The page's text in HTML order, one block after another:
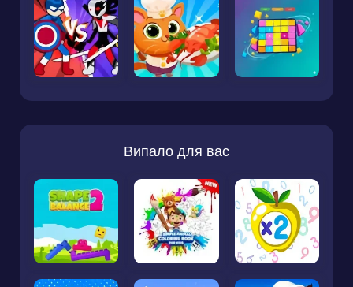
Випало для вас